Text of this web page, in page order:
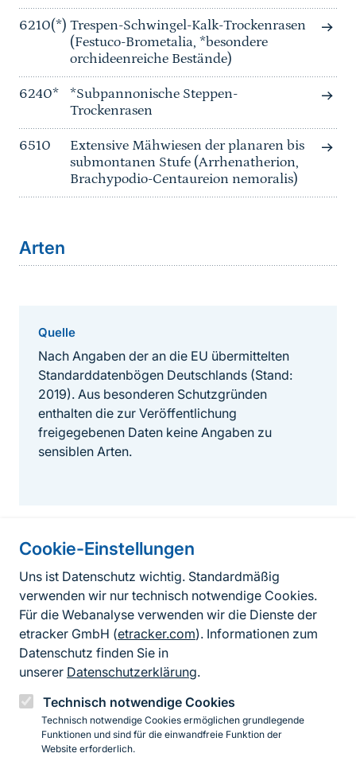
Cookie-Einstellungen
Uns ist Datenschutz wichtig. Standardmäßig
verwenden wir nur technisch notwendige Cookies.
Für die Webanalyse verwenden wir die Dienste der
etracker GmbH (etracker.com). Informationen zum
Datenschutz finden Sie in
unserer Datenschutzerklärung.
Technisch notwendige Cookies
Technisch notwendige Cookies ermöglichen grundlegende
Funktionen und sind für die einwandfreie Funktion der
Website erforderlich.
6210(*) Trespen-Schwingel-Kalk-Trockenrasen
(Festuco-Brometalia, *besondere
orchideenreiche Bestände)
6240*
*Subpannonische Steppen-
Trockenrasen
6510
Extensive Mähwiesen der planaren bis
submontanen Stufe (Arrhenatherion,
Brachypodio-Centaureion nemoralis)
Arten
Quelle
Nach Angaben der an die EU übermittelten
Standarddatenbögen Deutschlands (Stand:
2019). Aus besonderen Schutzgründen
enthalten die zur Veröffentlichung
freigegebenen Daten keine Angaben zu
sensiblen Arten.
Informationen zur Seite
FußzeileKontakt zum BfN
Kontaktformular
Erklärung zur Barrierefreiheit
Impressum
Datenschutz